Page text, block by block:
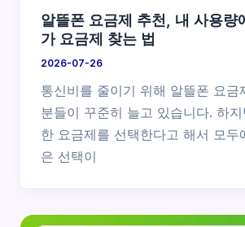
알뜰폰 요금제 추천, 내 사용량
가 요금제 찾는 법
2026-07-26
통신비를 줄이기 위해 알뜰폰 요금
분들이 꾸준히 늘고 있습니다. 하
한 요금제를 선택한다고 해서 모두
은 선택이